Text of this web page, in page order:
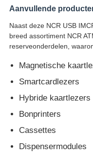
Factuuracceptant
rekeningsteller
Kaartprinter
pinautomaat
Aanvullende
Naast deze NCR USB
breed assortiment NCR
reserveonderdelen,
Magnetische
Smartcardlezers
Hybride kaartlezers
Bonprinters
Cassettes
Dispensermodules